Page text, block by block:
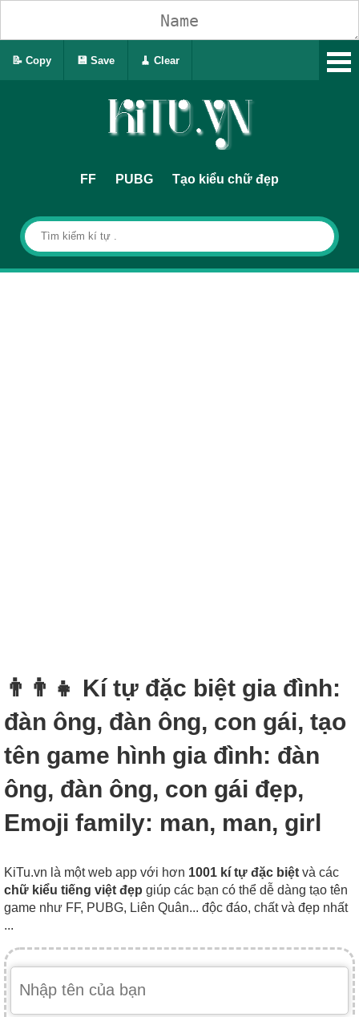
FF PUBG Tạo kiểu chữ đẹp
👨‍👨‍👧 Kí tự đặc biệt gia đình:
đàn ông, đàn ông, con gái, tạo
tên game hình gia đình: đàn
ông, đàn ông, con gái đẹp,
Emoji family: man, man, girl
KiTu.vn là một web app với hơn 1001 kí tự đặc biệt và các
chữ kiểu tiếng việt đẹp giúp các bạn có thể dễ dàng tạo tên
game như FF, PUBG, Liên Quân... độc đáo, chất và đẹp nhất
...
📝 Copy 💾 Save 🧹 Clear